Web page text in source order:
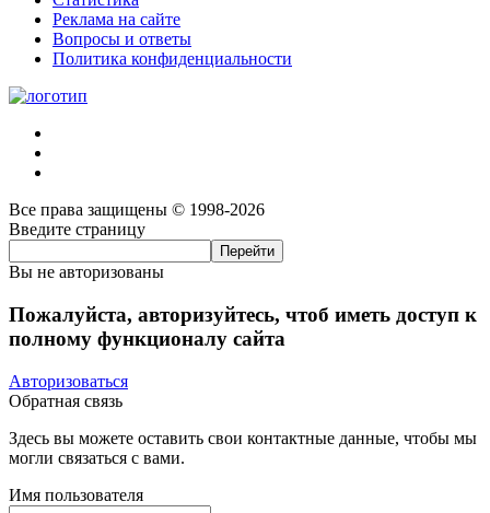
Реклама на сайте
Вопросы и ответы
Политика конфиденциальности
Все права защищены © 1998-2026
Введите страницу
Вы не авторизованы
Пожалуйста, авторизуйтесь, чтоб иметь доступ к
полному функционалу сайта
Авторизоваться
Обратная связь
Здесь вы можете оставить свои контактные данные, чтобы мы
могли связаться с вами.
Имя пользователя